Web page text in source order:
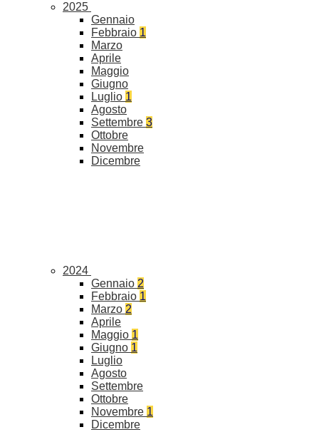
2025
Gennaio
Febbraio 1
Marzo
Aprile
Maggio
Giugno
Luglio 1
Agosto
Settembre 3
Ottobre
Novembre
Dicembre
2024
Gennaio 2
Febbraio 1
Marzo 2
Aprile
Maggio 1
Giugno 1
Luglio
Agosto
Settembre
Ottobre
Novembre 1
Dicembre